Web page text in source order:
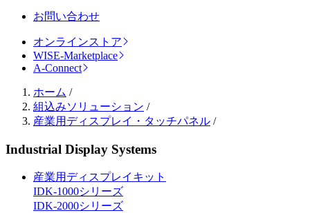
お問い合わせ
オンラインストア
WISE-Marketplace
A-Connect
ホーム /
組込みソリューション /
産業用ディスプレイ・タッチパネル /
Industrial Display Systems
産業用ディスプレイキット
IDK-1000シリーズ
IDK-2000シリーズ